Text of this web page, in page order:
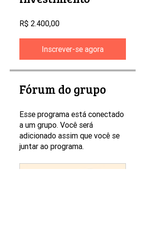
R$ 2.400,00
Inscrever-se agora
Fórum do grupo
Esse programa está conectado
a um grupo. Você será
adicionado assim que você se
juntar ao programa.